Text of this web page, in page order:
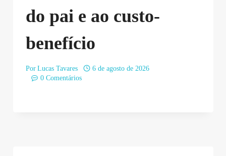
do pai e ao custo-
benefício
Por Lucas Tavares
6 de agosto de 2026
0 Comentários